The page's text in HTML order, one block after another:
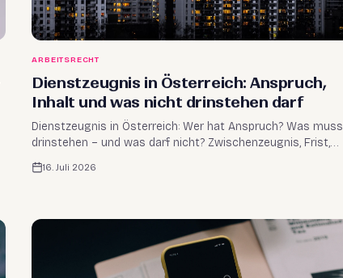
ARBEITSRECHT
Dienstzeugnis in Österreich: Anspruch,
Inhalt und was nicht drinstehen darf
Dienstzeugnis in Österreich: Wer hat Anspruch? Was muss
drinstehen – und was darf nicht? Zwischenzeugnis, Frist,
Kosten & Lehrzeugnis. Überblick vom Profi.
16. Juli 2026